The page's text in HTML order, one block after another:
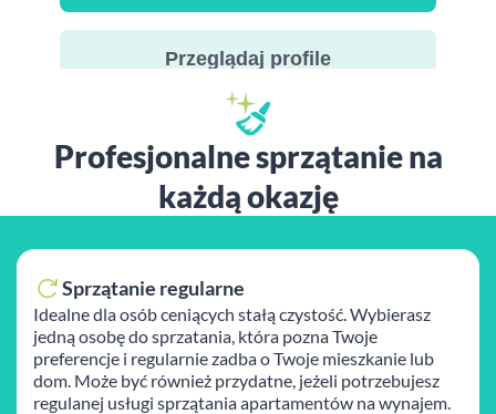
Przeglądaj profile
Profesjonalne sprzątanie na
każdą okazję
Sprzątanie regularne
Idealne dla osób ceniących stałą czystość. Wybierasz
jedną osobę do sprzatania, która pozna Twoje
preferencje i regularnie zadba o Twoje mieszkanie lub
dom. Może być również przydatne, jeżeli potrzebujesz
regulanej usługi sprzątania apartamentów na wynajem.